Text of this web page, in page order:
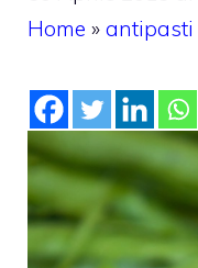
Home » antipasti